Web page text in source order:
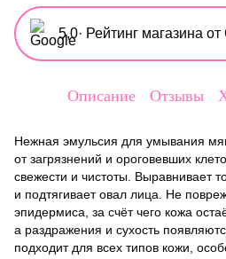
5,0· Рейтинг магазина
Описание Отзывы
Нежная эмульсия для умывания
от загрязнений и ороговевших
свежести и чистоты. Выравнивает
и подтягивает овал лица. Не
эпидермиса, за счёт чего кожа
а раздражения и сухость
подходит для всех типов кожи,